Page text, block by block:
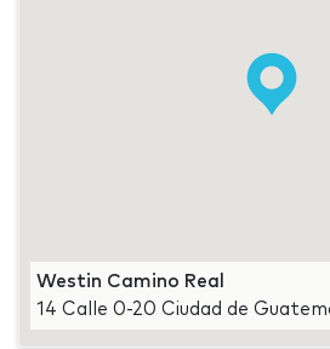
Westin Camino Real
14 Calle 0-20 Ciudad de